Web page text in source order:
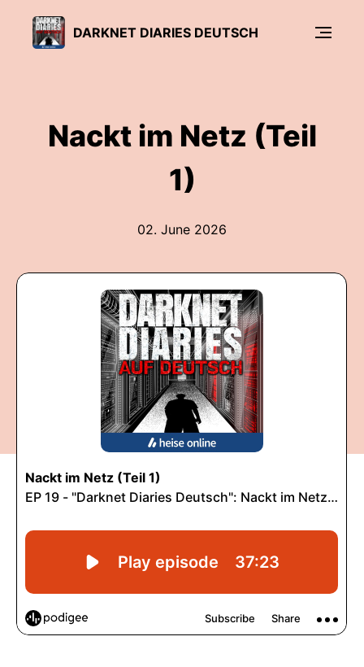
DARKNET DIARIES DEUTSCH
Nackt im Netz (Teil
1)
02. June 2026